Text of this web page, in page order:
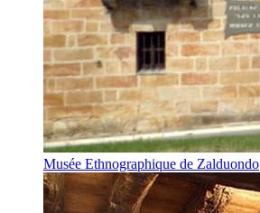
Musée Ethnographique de Zalduondo